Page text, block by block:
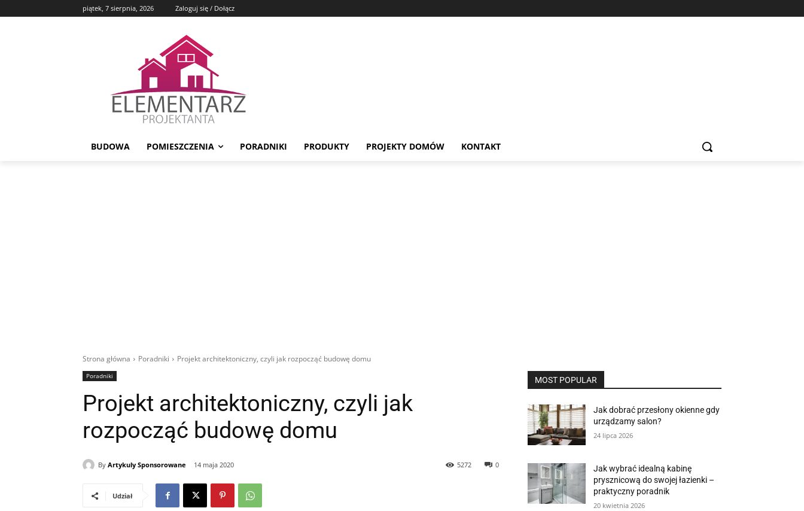
piątek, 7 sierpnia, 2026 Zaloguj się / Dołącz
BUDOWA POMIESZCZENIA PORADNIKI PRODUKTY PROJEKTY DOMÓW KONTAKT
Strona główna Poradniki Projekt architektoniczny, czyli jak rozpocząć budowę domu
Poradniki
Projekt architektoniczny, czyli jak
rozpocząć budowę domu
By Artykuly Sponsorowane 14 maja 2020 0
5272
Udział
MOST POPULAR
Jak dobrać przesłony okienne gdy
urządzamy salon?
24 lipca 2026
Jak wybrać idealną kabinę
prysznicową do swojej łazienki –
praktyczny poradnik
20 kwietnia 2026